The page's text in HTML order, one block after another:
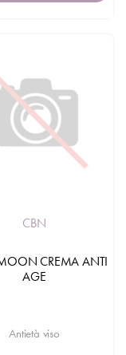
CBN
CREMA ANTI
AGE
Antietà viso